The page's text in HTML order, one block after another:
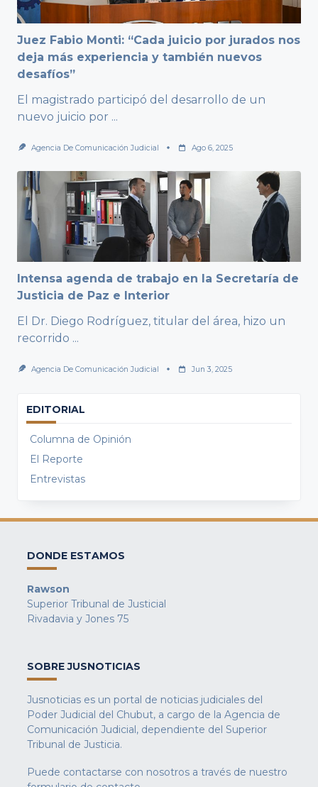
Juez Fabio Monti: “Cada juicio por jurados nos
deja más experiencia y también nuevos
desafíos”
El magistrado participó del desarrollo de un
nuevo juicio por ...
Agencia De Comunicación Judicial Ago 6, 2025
Intensa agenda de trabajo en la Secretaría de
Justicia de Paz e Interior
El Dr. Diego Rodríguez, titular del área, hizo un
recorrido ...
Agencia De Comunicación Judicial Jun 3, 2025
EDITORIAL
Columna de Opinión
El Reporte
Entrevistas
DONDE ESTAMOS
Rawson
Superior Tribunal de Justicial
Rivadavia y Jones 75
SOBRE JUSNOTICIAS
Jusnoticias es un portal de noticias judiciales del
Poder Judicial del Chubut, a cargo de la Agencia de
Comunicación Judicial, dependiente del Superior
Tribunal de Justicia.
Puede contactarse con nosotros a través de nuestro